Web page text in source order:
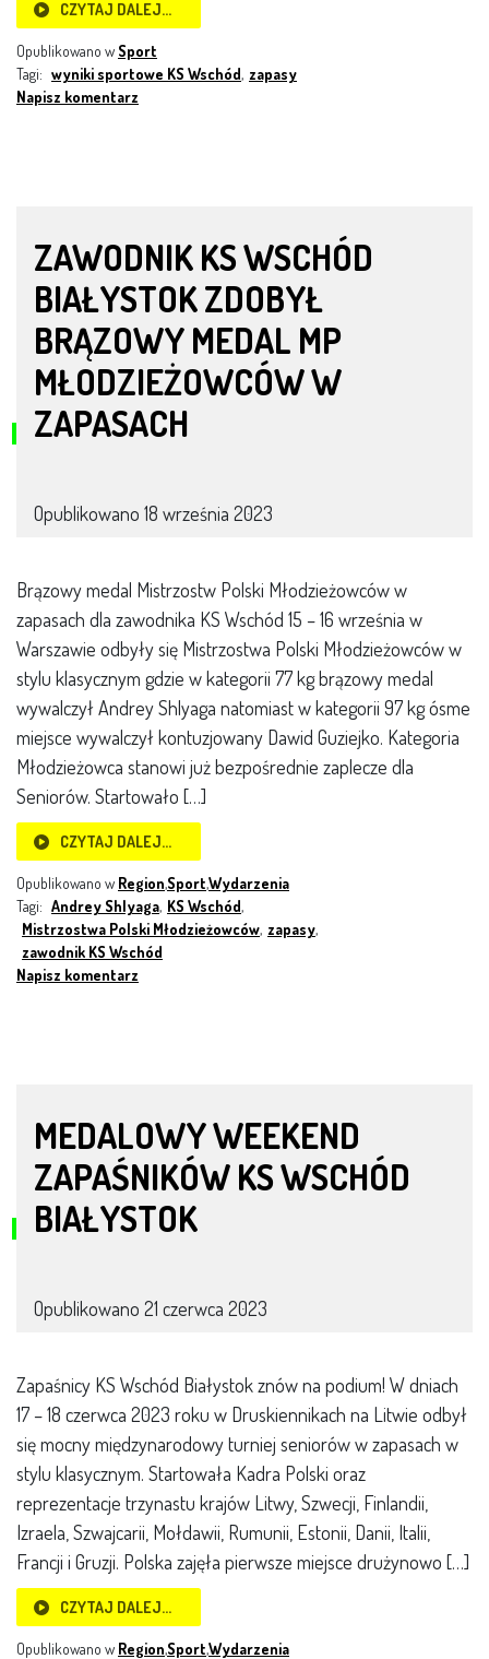
CZYTAJ DALEJ…
Opublikowano w Sport
Tagi: wyniki sportowe KS Wschód, zapasy
Napisz komentarz
ZAWODNIK KS WSCHÓD
BIAŁYSTOK ZDOBYŁ
BRĄZOWY MEDAL MP
MŁODZIEŻOWCÓW W
ZAPASACH
Opublikowano 18 września 2023
Brązowy medal Mistrzostw Polski Młodzieżowców w
zapasach dla zawodnika KS Wschód 15 – 16 września w
Warszawie odbyły się Mistrzostwa Polski Młodzieżowców w
stylu klasycznym gdzie w kategorii 77 kg brązowy medal
wywalczył Andrey Shlyaga natomiast w kategorii 97 kg ósme
miejsce wywalczył kontuzjowany Dawid Guziejko. Kategoria
Młodzieżowca stanowi już bezpośrednie zaplecze dla
Seniorów. Startowało […]
CZYTAJ DALEJ…
Opublikowano w Region,Sport,Wydarzenia
Tagi: Andrey Shlyaga, KS Wschód,
Mistrzostwa Polski Młodzieżowców, zapasy,
zawodnik KS Wschód
Napisz komentarz
MEDALOWY WEEKEND
ZAPAŚNIKÓW KS WSCHÓD
BIAŁYSTOK
Opublikowano 21 czerwca 2023
Zapaśnicy KS Wschód Białystok znów na podium! W dniach
17 – 18 czerwca 2023 roku w Druskiennikach na Litwie odbył
się mocny międzynarodowy turniej seniorów w zapasach w
stylu klasycznym. Startowała Kadra Polski oraz
reprezentacje trzynastu krajów Litwy, Szwecji, Finlandii,
Izraela, Szwajcarii, Mołdawii, Rumunii, Estonii, Danii, Italii,
Francji i Gruzji. Polska zajęła pierwsze miejsce drużynowo […]
CZYTAJ DALEJ…
Opublikowano w Region,Sport,Wydarzenia